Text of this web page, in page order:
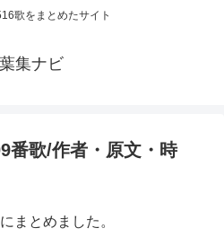
歌をまとめたサイト
集ナビ
番歌/作者・原文・時
まとめました。